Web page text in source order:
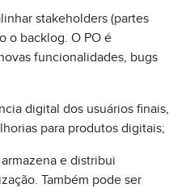
stakeholders (partes
o backlog. O PO é
funcionalidades, bugs
digital dos usuários finais,
para produtos digitais;
e distribui
Também pode ser